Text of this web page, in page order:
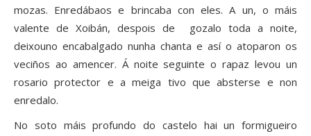
mozas. Enredábaos e brincaba con eles. A un, o máis
valente de Xoibán, despois de gozalo toda a noite,
deixouno encabalgado nunha chanta e así o atoparon os
veciños ao amencer. Á noite seguinte o rapaz levou un
rosario protector e a meiga tivo que absterse e non
enredalo.
No soto máis profundo do castelo hai un formigueiro